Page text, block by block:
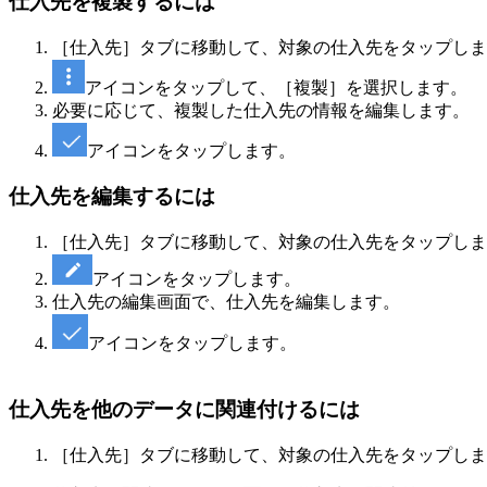
［仕入先］タブに移動して、対象の仕入先をタップしま
アイコンをタップして、［複製］を選択します。
必要に応じて、複製した仕入先の情報を編集します。
アイコンをタップします。
仕入先を編集するには
［仕入先］タブに移動して、対象の仕入先をタップしま
アイコンをタップします。
仕入先の編集画面で、仕入先を編集します。
アイコンをタップします。
仕入先を他のデータに関連付けるには
［仕入先］タブに移動して、対象の仕入先をタップしま